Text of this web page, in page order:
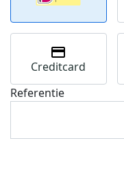
Creditcard
Referentie